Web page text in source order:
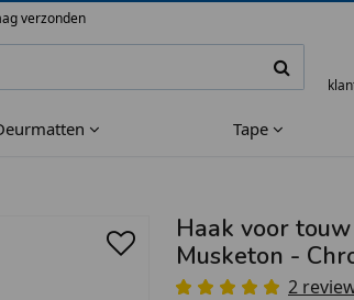
verzonden
Tape
Haak voor
Musketon -
2